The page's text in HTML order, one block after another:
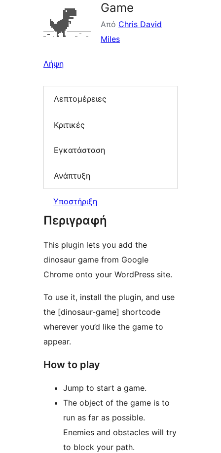
Game
Από Chris David
Miles
Λήψη
Λεπτομέρειες
Κριτικές
Εγκατάσταση
Ανάπτυξη
Υποστήριξη
Περιγραφή
This plugin lets you add the
dinosaur game from Google
Chrome onto your WordPress site.
To use it, install the plugin, and use
the [dinosaur-game] shortcode
wherever you’d like the game to
appear.
How to play
Jump to start a game.
The object of the game is to
run as far as possible.
Enemies and obstacles will try
to block your path.